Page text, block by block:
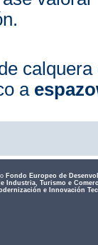
a
Fondo Europeo de
Industria, Turismo e
e Innovación